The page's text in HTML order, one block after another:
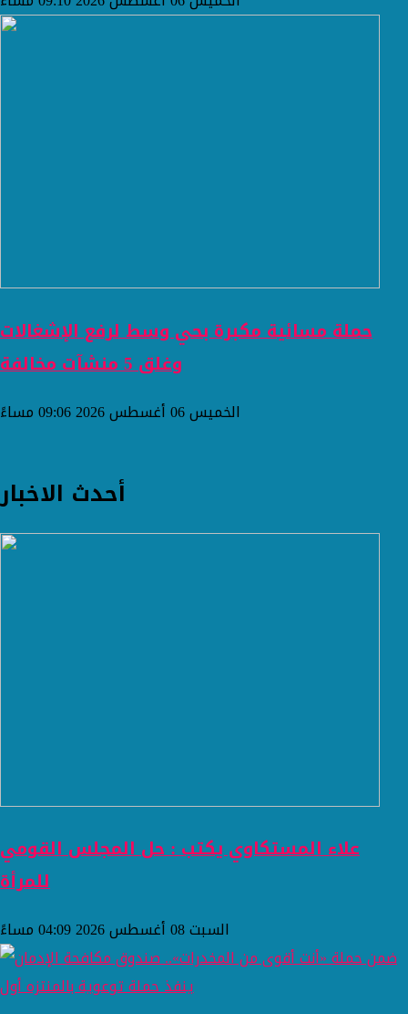
حملة مسائية مكبرة بحي وسط لرفع الإشغالات
وغلق 5 منشآت مخالفة
الخميس 06 أغسطس 2026 09:06 مساءً
أحدث الاخبار
علاء المستكاوي يكتب : حل المجلس القومي
للمرأة
السبت 08 أغسطس 2026 04:09 مساءً